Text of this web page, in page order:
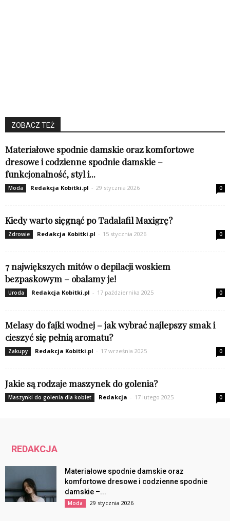
ZOBACZ TEŻ
Materiałowe spodnie damskie oraz komfortowe
dresowe i codzienne spodnie damskie –
funkcjonalność, styl i...
Moda Redakcja Kobitki.pl - 29 stycznia 2026 0
Kiedy warto sięgnąć po Tadalafil Maxigrę?
Zdrowie Redakcja Kobitki.pl - 15 stycznia 2026 0
7 największych mitów o depilacji woskiem
bezpaskowym – obalamy je!
Uroda Redakcja Kobitki.pl - 17 października 2025 0
Melasy do fajki wodnej – jak wybrać najlepszy smak i
cieszyć się pełnią aromatu?
Zakupy Redakcja Kobitki.pl - 17 września 2025 0
Jakie są rodzaje maszynek do golenia?
Maszynki do golenia dla kobiet Redakcja - 17 lutego 2025 0
REDAKCJA
Materiałowe spodnie damskie oraz
komfortowe dresowe i codzienne spodnie
damskie –...
Moda 29 stycznia 2026